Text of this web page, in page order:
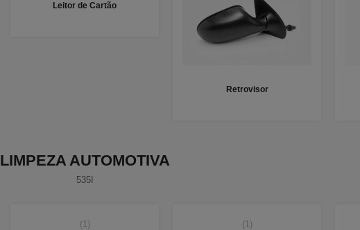
Leitor de Cartão
Retrovisor
LIMPEZA AUTOMOTIVA
535I
(1) (1)